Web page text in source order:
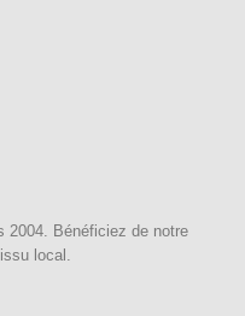
2004. Bénéficiez de notre
local.